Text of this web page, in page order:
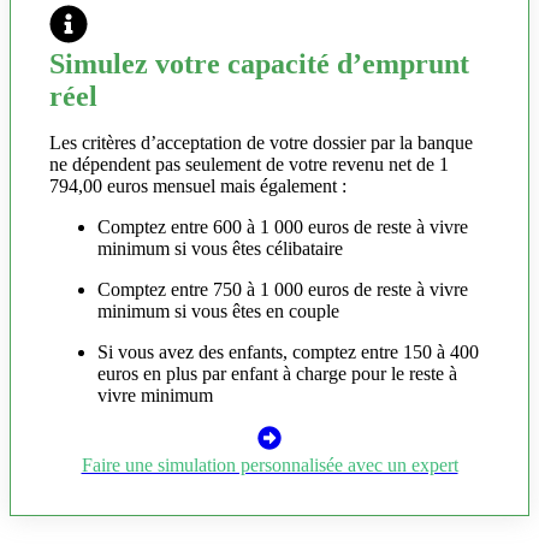
Simulez votre capacité d’emprunt
réel
Les critères d’acceptation de votre dossier par la banque
ne dépendent pas seulement de votre revenu net de 1
794,00 euros mensuel mais également :
Comptez entre 600 à 1 000 euros de reste à vivre
minimum si vous êtes célibataire
Comptez entre 750 à 1 000 euros de reste à vivre
minimum si vous êtes en couple
Si vous avez des enfants, comptez entre 150 à 400
euros en plus par enfant à charge pour le reste à
vivre minimum
Faire une simulation personnalisée avec un expert